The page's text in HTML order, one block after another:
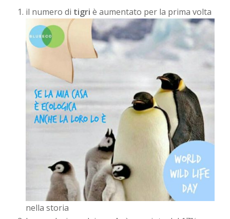
il numero di tigri è aumentato per la prima volta
nella storia